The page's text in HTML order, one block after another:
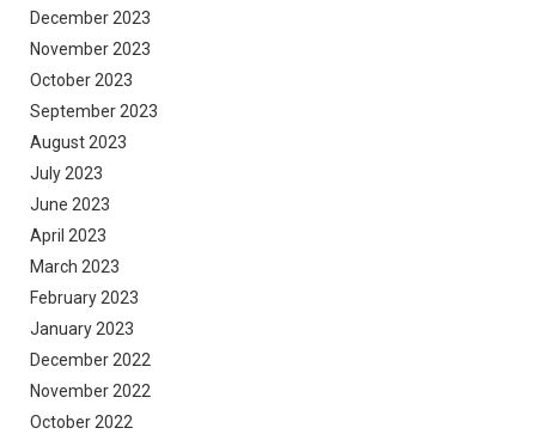
December 2023
November 2023
October 2023
September 2023
August 2023
July 2023
June 2023
April 2023
March 2023
February 2023
January 2023
December 2022
November 2022
October 2022